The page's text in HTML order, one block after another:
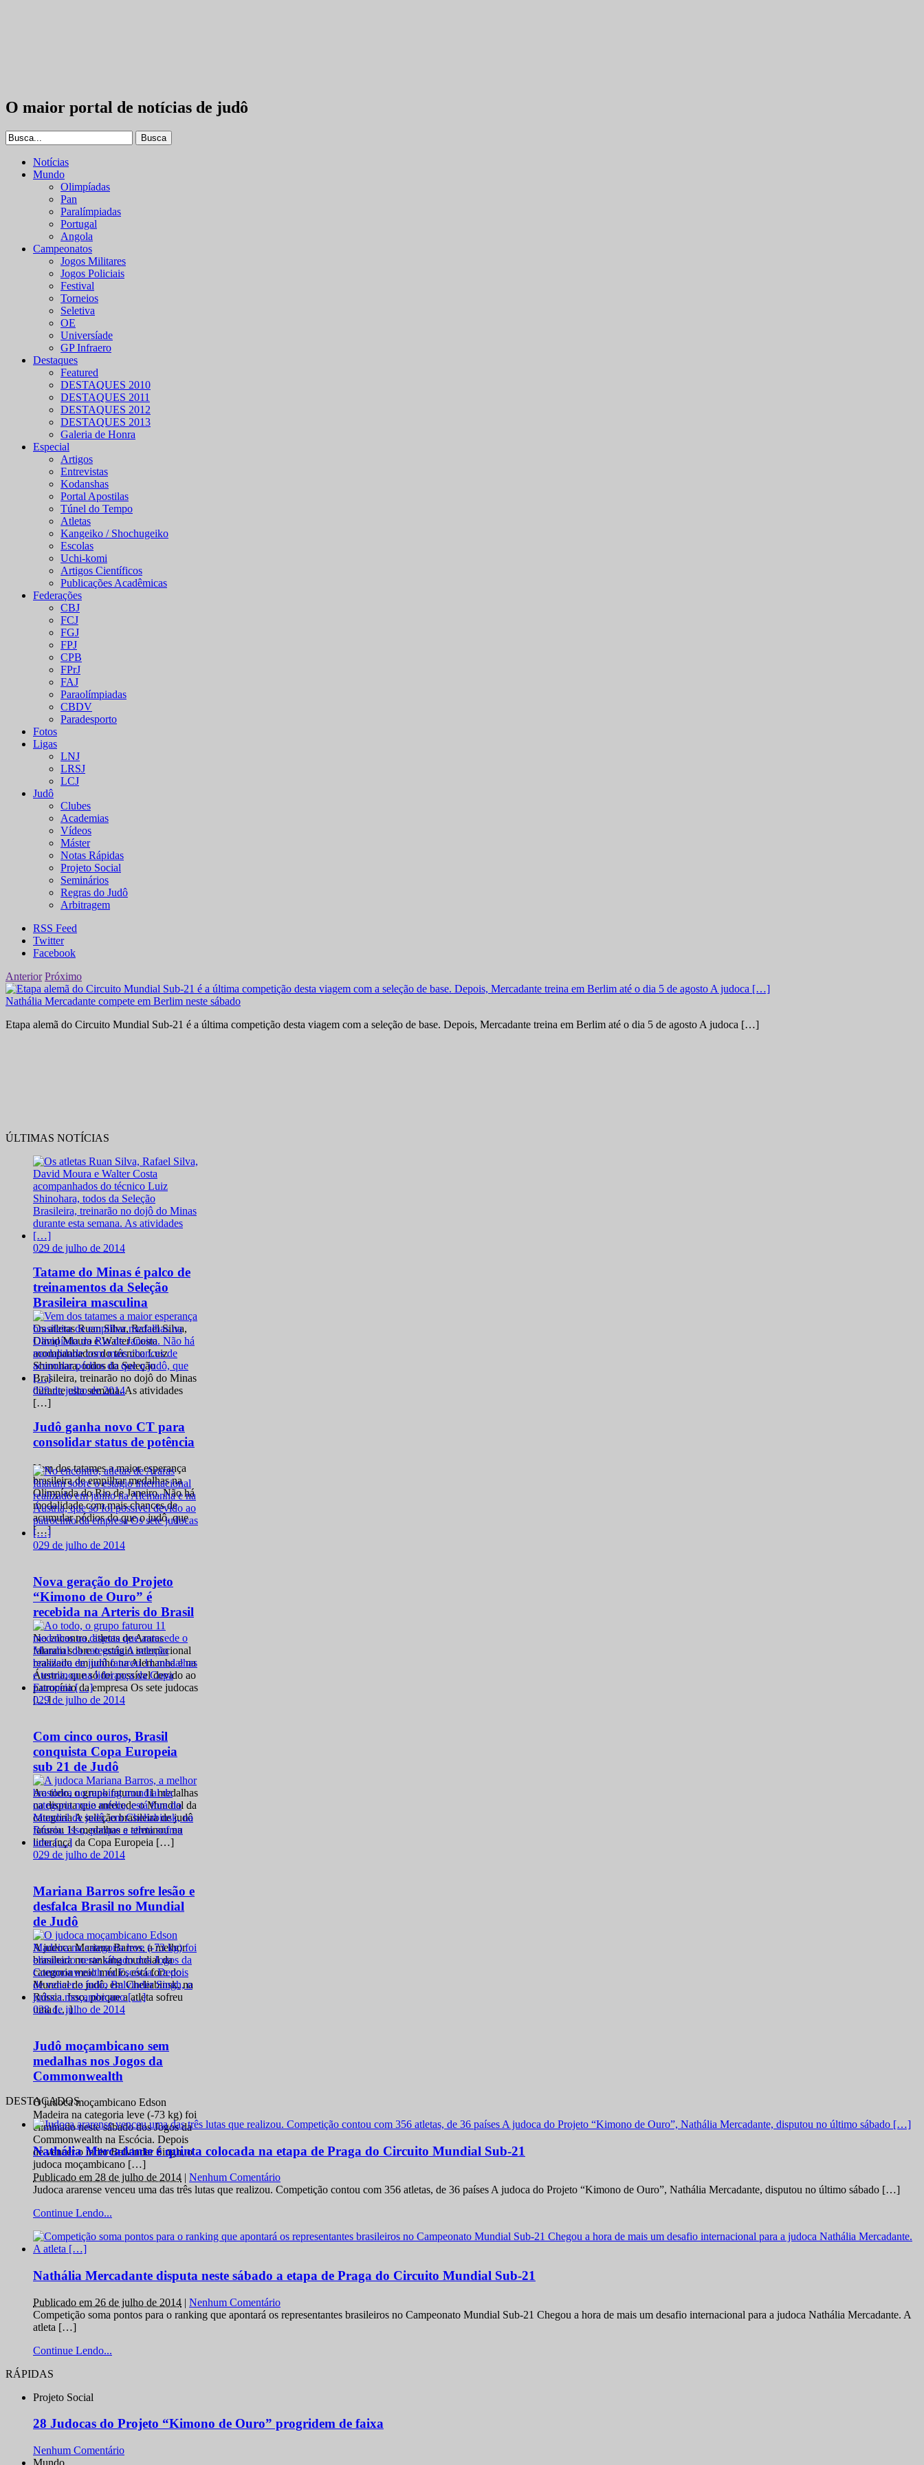
O maior portal de notícias de judô
Notícias
Mundo
Olimpíadas
Pan
Paralímpiadas
Portugal
Angola
Campeonatos
Jogos Militares
Jogos Policiais
Festival
Torneios
Seletiva
OE
Universíade
GP Infraero
Destaques
Featured
DESTAQUES 2010
DESTAQUES 2011
DESTAQUES 2012
DESTAQUES 2013
Galeria de Honra
Especial
Artigos
Entrevistas
Kodanshas
Portal Apostilas
Túnel do Tempo
Atletas
Kangeiko / Shochugeiko
Escolas
Uchi-komi
Artigos Científicos
Publicações Acadêmicas
Federações
CBJ
FCJ
FGJ
FPJ
CPB
FPrJ
FAJ
Paraolímpiadas
CBDV
Paradesporto
Fotos
Ligas
LNJ
LRSJ
LCJ
Judô
Clubes
Academias
Vídeos
Máster
Notas Rápidas
Projeto Social
Seminários
Regras do Judô
Arbitragem
RSS Feed
Twitter
Facebook
Anterior Próximo
Nathália Mercadante compete em Berlim neste sábado
Etapa alemã do Circuito Mundial Sub-21 é a última competição desta viagem com a seleção de base. Depois, Mercadante treina em Berlim até o dia 5 de agosto A judoca […]
ÚLTIMAS NOTÍCIAS
029 de julho de 2014
Tatame do Minas é palco de
treinamentos da Seleção
Brasileira masculina
Os atletas Ruan Silva, Rafael Silva,
David Moura e Walter Costa
acompanhados do técnico Luiz
Shinohara, todos da Seleção
Brasileira, treinarão no dojô do Minas
durante esta semana. As atividades
[…]
029 de julho de 2014
Judô ganha novo CT para
consolidar status de potência
Vem dos tatames a maior esperança
brasileira de empilhar medalhas na
Olimpíada do Rio de Janeiro. Não há
modalidade com mais chances de
acumular pódios do que o judô, que
[…]
029 de julho de 2014
Nova geração do Projeto
“Kimono de Ouro” é
recebida na Arteris do Brasil
No encontro, atletas de Araras
falaram sobre o estágio internacional
realizado em junho na Alemanha e na
Áustria, que só foi possível devido ao
patrocínio da empresa Os sete judocas
[…]
029 de julho de 2014
Com cinco ouros, Brasil
conquista Copa Europeia
sub 21 de Judô
Ao todo, o grupo faturou 11 medalhas
na disputa que antecede o Mundial da
categoria A seleção brasileira de judô
faturou 11 medalhas e terminou na
liderança da Copa Europeia […]
029 de julho de 2014
Mariana Barros sofre lesão e
desfalca Brasil no Mundial
de Judô
A judoca Mariana Barros, a melhor
brasileira no ranking mundial da
categoria meio médio, está fora do
Mundial de judô, em Cheliabinsk, na
Rússia. Isso, porque a atleta sofreu
uma […]
028 de julho de 2014
Judô moçambicano sem
medalhas nos Jogos da
Commonwealth
O judoca moçambicano Edson
Madeira na categoria leve (-73 kg) foi
eliminado neste sábado dos Jogos da
Commonwealth na Escócia. Depois
de vencer o índio Balvinder Singh, o
judoca moçambicano […]
DESTACADOS
Nathália Mercadante é quinta colocada na etapa de Praga do Circuito Mundial Sub-21
Publicado em 28 de julho de 2014 | Nenhum Comentário
Judoca ararense venceu uma das três lutas que realizou. Competição contou com 356 atletas, de 36 países A judoca do Projeto “Kimono de Ouro”, Nathália Mercadante, disputou no último sábado […]
Continue Lendo...
Nathália Mercadante disputa neste sábado a etapa de Praga do Circuito Mundial Sub-21
Publicado em 26 de julho de 2014 | Nenhum Comentário
Competição soma pontos para o ranking que apontará os representantes brasileiros no Campeonato Mundial Sub-21 Chegou a hora de mais um desafio internacional para a judoca Nathália Mercadante. A
atleta […]
Continue Lendo...
RÁPIDAS
Projeto Social
28 Judocas do Projeto “Kimono de Ouro” progridem de faixa
Nenhum Comentário
Mundo